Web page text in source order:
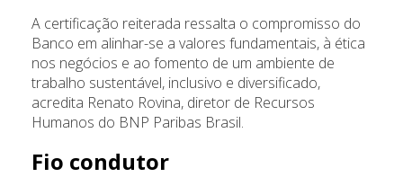
A certificação reiterada ressalta o compromisso do
Banco em alinhar-se a valores fundamentais, à ética
nos negócios e ao fomento de um ambiente de
trabalho sustentável, inclusivo e diversificado,
acredita Renato Rovina, diretor de Recursos
Humanos do BNP Paribas Brasil.
Fio condutor